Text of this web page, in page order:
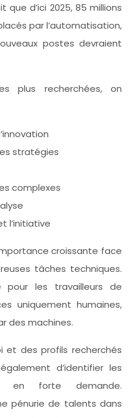
que d’ici 2025, 85 millions
par l’automatisation,
postes devraient
plus recherchées, on
stratégies
complexes
l’initiative
croissante face
tâches techniques.
pour les travailleurs de
uniquement humaines,
des machines.
et des profils recherchés
d’identifier les
en forte demande.
pénurie de talents dans